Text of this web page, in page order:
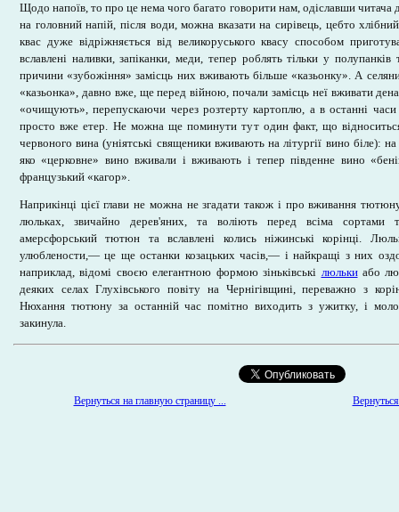
Щодо напоїв, то про це нема чого багато говорити нам, одіславши читача
на головний напій, після води, можна вказати на сирівець, цебто
квас дуже відріжняється від великоруського квасу способом
вславлені наливки, запіканки, меди, тепер роблять тільки у
причини «зубожіння» замісць них вживають більше «казьонку». А
«казьонка», давно вже, ще перед війною, почали замісць неї вживати
«очищують», перепускаючи через розтерту картоплю, а в останні
просто вже етер. Не можна ще поминути тут один факт, що
червоного вина (уніятські священики вживають на літургії вино біле):
яко «церковне» вино вживали і вживають і тепер південне вино
французький «кагор».
Наприкінці цієї глави не можна не згадати також і про вживання
люльках, звичайно дерев'яних, та воліють перед всіма сортами
амерсфорський тютюн та вславлені колись ніжинські корінці.
улюблености,— це ще останки козацьких часів,— і найкращі з них
наприклад, відомі своєю елегантною формою зіньківські люлькиабо
деяких селах Глухівського повіту на Чернігівщині, переважно з
Нюхання тютюну за останній час помітно виходить з ужитку, і
закинула.